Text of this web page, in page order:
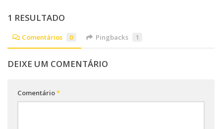
1 RESULTADO
Comentários 0 Pingbacks 1
DEIXE UM COMENTÁRIO
Comentário*